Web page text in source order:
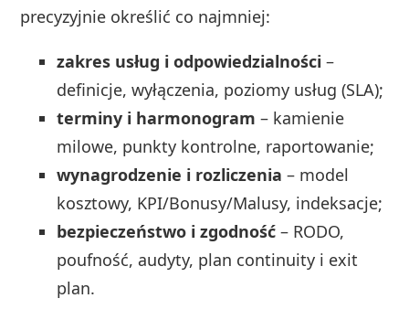
precyzyjnie określić co najmniej:
zakres usług i odpowiedzialności –
definicje, wyłączenia, poziomy usług (SLA);
terminy i harmonogram – kamienie
milowe, punkty kontrolne, raportowanie;
wynagrodzenie i rozliczenia – model
kosztowy, KPI/Bonusy/Malusy, indeksacje;
bezpieczeństwo i zgodność – RODO,
poufność, audyty, plan continuity i exit
plan.